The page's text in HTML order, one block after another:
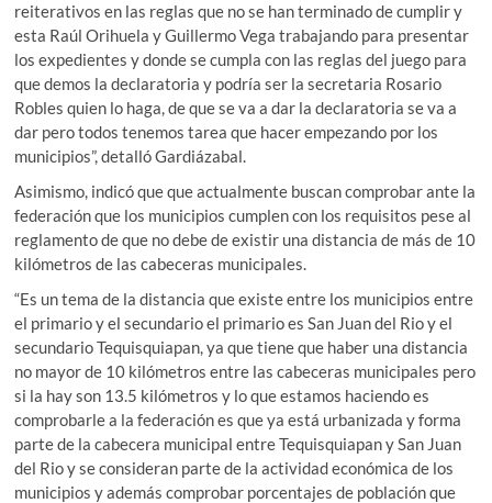
reiterativos en las reglas que no se han terminado de cumplir y
esta Raúl Orihuela y Guillermo Vega trabajando para presentar
los expedientes y donde se cumpla con las reglas del juego para
que demos la declaratoria y podría ser la secretaria Rosario
Robles quien lo haga, de que se va a dar la declaratoria se va a
dar pero todos tenemos tarea que hacer empezando por los
municipios”, detalló Gardiázabal.
Asimismo, indicó que que actualmente buscan comprobar ante la
federación que los municipios cumplen con los requisitos pese al
reglamento de que no debe de existir una distancia de más de 10
kilómetros de las cabeceras municipales.
“Es un tema de la distancia que existe entre los municipios entre
el primario y el secundario el primario es San Juan del Rio y el
secundario Tequisquiapan, ya que tiene que haber una distancia
no mayor de 10 kilómetros entre las cabeceras municipales pero
si la hay son 13.5 kilómetros y lo que estamos haciendo es
comprobarle a la federación es que ya está urbanizada y forma
parte de la cabecera municipal entre Tequisquiapan y San Juan
del Rio y se consideran parte de la actividad económica de los
municipios y además comprobar porcentajes de población que